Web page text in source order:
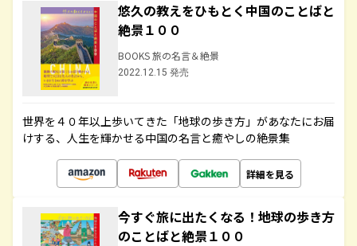
悠久の教えをひもとく中国のことばと
絶景１００
BOOKS 旅の名言＆絶景
2022.12.15 発売
世界を４０年以上歩いてきた「地球の歩き方」があなたにお届
けする、人生を輝かせる中国の名言と癒やしの絶景集
詳細を見る
今すぐ旅に出たくなる！地球の歩き方
のことばと絶景１００